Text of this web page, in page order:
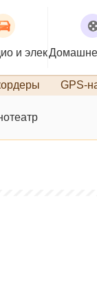
и электроника
GPS-